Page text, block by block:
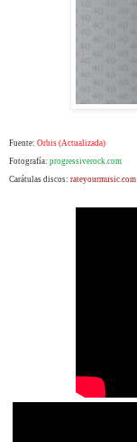
Fuente: Orbis (Actualizada)
Fotografía: progressiverock.com
Carátulas discos: rateyourmusic.com